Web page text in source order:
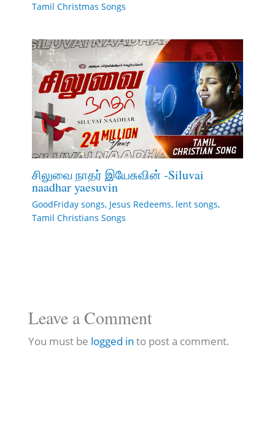
Tamil Christmas Songs
சிலுவை நாதர் இயேசுவின் -Siluvai
naadhar yaesuvin
GoodFriday songs, Jesus Redeems, lent songs,
Tamil Christians Songs
Leave a Comment
You must be logged in to post a comment.